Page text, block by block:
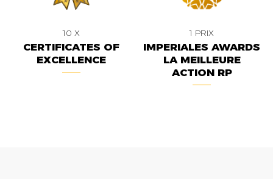
10 X
CERTIFICATES OF
EXCELLENCE
1 PRIX
IMPERIALES AWARDS
LA MEILLEURE
ACTION RP